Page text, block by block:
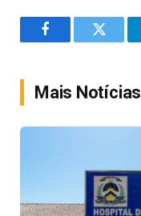
FacebookTwitter
Mais Notícias